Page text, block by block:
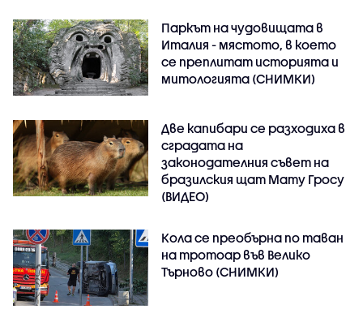
Паркът на чудовищата в
Италия - мястото, в което
се преплитат историята и
митологията (СНИМКИ)
Две капибари се разходиха в
сградата на
законодателния съвет на
бразилския щат Мату Гросу
(ВИДЕО)
Кола се преобърна по таван
на тротоар във Велико
Търново (СНИМКИ)